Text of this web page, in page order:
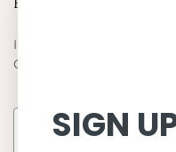
Informieren Sie sich
Crabe
SIGN